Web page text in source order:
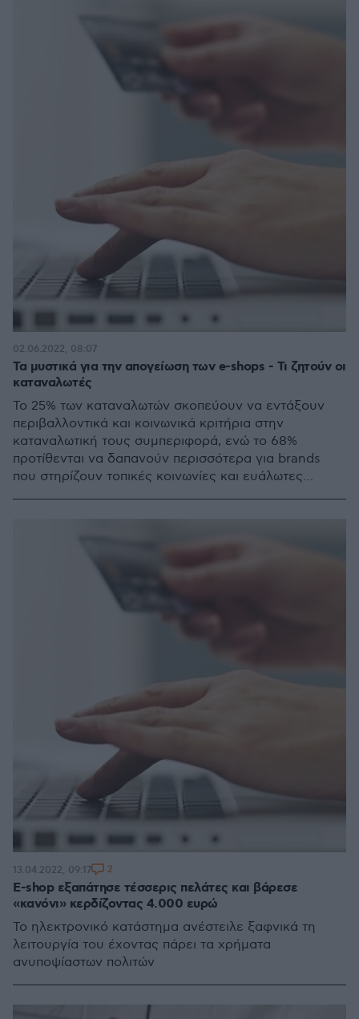
Τα μυστικά για την απογείωση των e-shops - Τι ζητούν οι
καταναλωτές
Το 25% των καταναλωτών σκοπεύουν να εντάξουν
περιβαλλοντικά και κοινωνικά κριτήρια στην
καταναλωτική τους συμπεριφορά, ενώ το 68%
προτίθενται να δαπανούν περισσότερα για brands
που στηρίζουν τοπικές κοινωνίες και ευάλωτες
02.06.2022, 08:07
E-shop εξαπάτησε τέσσερις πελάτες και βάρεσε
«κανόνι» κερδίζοντας 4.000 ευρώ
Το ηλεκτρονικό κατάστημα ανέστειλε ξαφνικά τη
λειτουργία του έχοντας πάρει τα χρήματα
ανυποψίαστων πολιτών
13.04.2022, 09:17 2